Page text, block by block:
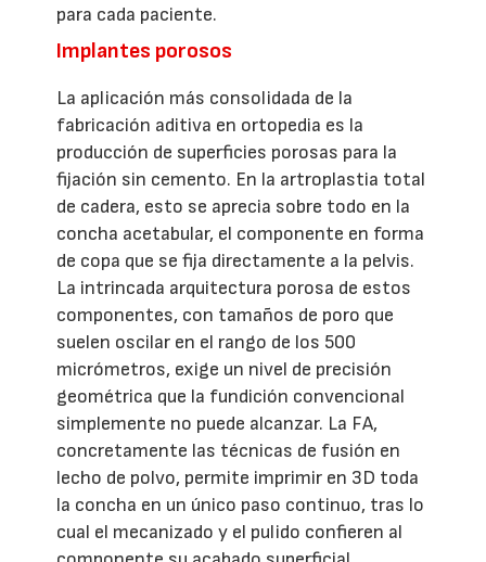
para cada paciente.
Implantes porosos
La aplicación más consolidada de la
fabricación aditiva en ortopedia es la
producción de superficies porosas para la
fijación sin cemento. En la artroplastia total
de cadera, esto se aprecia sobre todo en la
concha acetabular, el componente en forma
de copa que se fija directamente a la pelvis.
La intrincada arquitectura porosa de estos
componentes, con tamaños de poro que
suelen oscilar en el rango de los 500
micrómetros, exige un nivel de precisión
geométrica que la fundición convencional
simplemente no puede alcanzar. La FA,
concretamente las técnicas de fusión en
lecho de polvo, permite imprimir en 3D toda
la concha en un único paso continuo, tras lo
cual el mecanizado y el pulido confieren al